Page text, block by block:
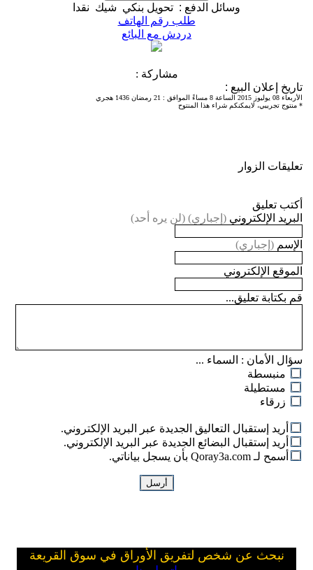
وسائل الدفع : تحويل بنكي شيك نقدا
طلب رقم الهاتف
دردش مع البائع
مشاركة :
تاريخ إعلان البيع :
الأربعاء 08 يوليوز 2015 الساعة 8 مساءً الموافق :
* منتوج تجريبي، لايمكنكم شراء هذا المنتوح
تعليقات الزوار
أكتب تعليق
البريد الإلكتروني (إجباري) (لن يره أحد)
الإسم (إجباري)
الموقع الإلكتروني
قم بكتابة تعليق...
سؤال الأمان : السماء ...
منبسطة
مستطيلة
زرقاء
أريد إستقبال التعاليق الجديدة عبر البريد الإلكتروني.
أريد إستقبال البضائع الجديدة عبر البريد الإلكتروني.
أسمح لـ Qoray3a.com بأن يسجل بياناتي.
نبحث عن شخص لتفريق الأوراق في سوق القريعة